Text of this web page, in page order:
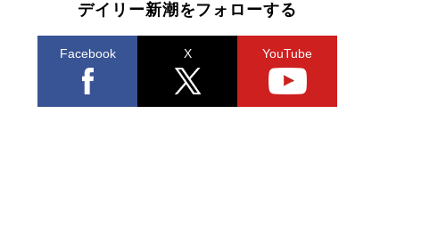
デイリー新潮をフォローする
Facebook X YouTube